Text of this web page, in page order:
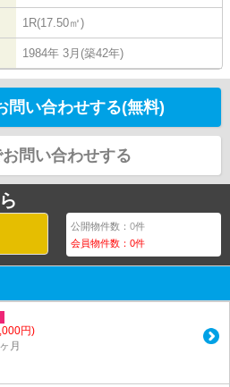
1R(17.50㎡)
1984年 3月(築42年)
問い合わせする(無料)
問い合わせする
公開物件数：0件
会員物件数：0件
円)
月